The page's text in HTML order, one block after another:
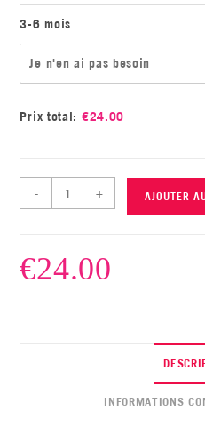
3-6 mois
Je n'en ai pas besoin
Prix total: €24.00
- + AJOUTER
€24.00
INFORMATIONS